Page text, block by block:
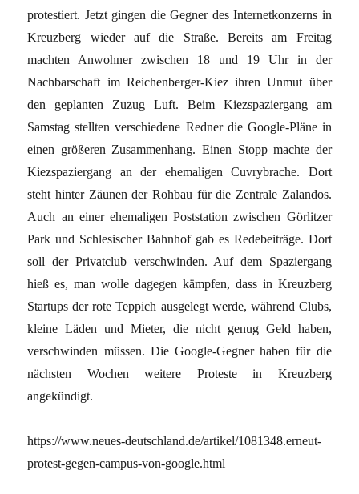
protestiert. Jetzt gingen die Gegner des Internetkonzerns in
Kreuzberg wieder auf die Straße. Bereits am Freitag
machten Anwohner zwischen 18 und 19 Uhr in der
Nachbarschaft im Reichenberger-Kiez ihren Unmut über
den geplanten Zuzug Luft. Beim Kiezspaziergang am
Samstag stellten verschiedene Redner die Google-Pläne in
einen größeren Zusammenhang. Einen Stopp machte der
Kiezspaziergang an der ehemaligen Cuvrybrache. Dort
steht hinter Zäunen der Rohbau für die Zentrale Zalandos.
Auch an einer ehemaligen Poststation zwischen Görlitzer
Park und Schlesischer Bahnhof gab es Redebeiträge. Dort
soll der Privatclub verschwinden. Auf dem Spaziergang
hieß es, man wolle dagegen kämpfen, dass in Kreuzberg
Startups der rote Teppich ausgelegt werde, während Clubs,
kleine Läden und Mieter, die nicht genug Geld haben,
verschwinden müssen. Die Google-Gegner haben für die
nächsten Wochen weitere Proteste in Kreuzberg
angekündigt.
https://www.neues-deutschland.de/artikel/1081348.erneut-
protest-gegen-campus-von-google.html